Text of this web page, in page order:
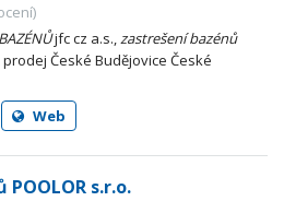
BAZÉNŮjfc cz a.s.,zastrešení bazénů
České Budějovice České
Web
s.r.o.